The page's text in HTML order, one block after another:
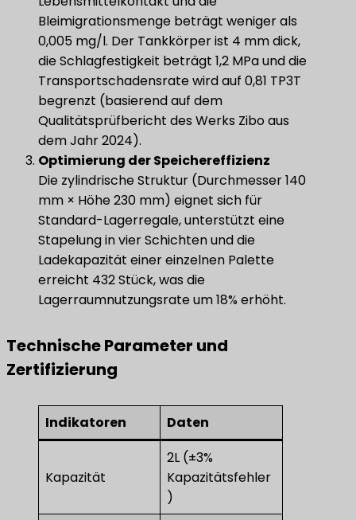
Bleimigrationsmenge beträgt weniger als
0,005 mg/l. Der Tankkörper ist 4 mm dick,
die Schlagfestigkeit beträgt 1,2 MPa und die
Transportschadensrate wird auf 0,81 TP3T
begrenzt (basierend auf dem
Qualitätsprüfbericht des Werks Zibo aus
dem Jahr 2024).
Optimierung der Speichereffizienz
Die zylindrische Struktur (Durchmesser 140
mm × Höhe 230 mm) eignet sich für
Standard-Lagerregale, unterstützt eine
Stapelung in vier Schichten und die
Ladekapazität einer einzelnen Palette
erreicht 432 Stück, was die
Lagerraumnutzungsrate um 18% erhöht.
Technische Parameter und
Zertifizierung
Indikatoren Daten
Kapazität
2L (±3%
Kapazitätsfehler
)